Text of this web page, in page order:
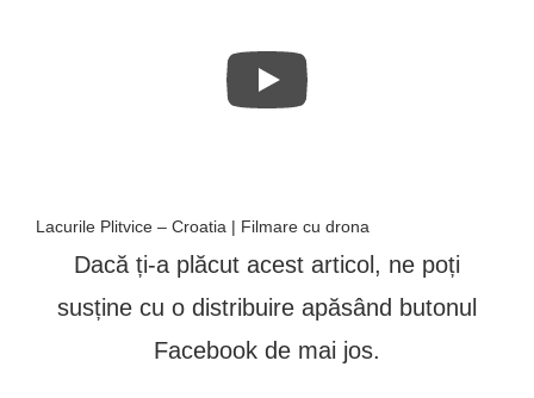
Lacurile Plitvice – Croatia | Filmare cu drona
Dacă ți-a plăcut acest articol, ne poți
susține cu o distribuire apăsând butonul
Facebook de mai jos.